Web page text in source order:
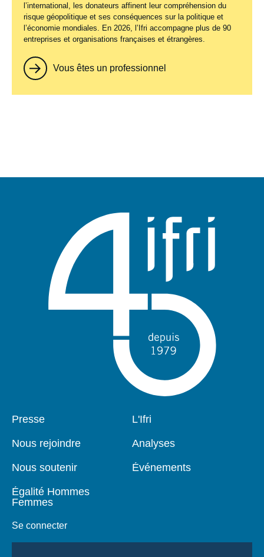
l’international, les donateurs affinent leur compréhension du
risque géopolitique et ses conséquences sur la politique et
l’économie mondiales. En 2026, l’Ifri accompagne plus de 90
entreprises et organisations françaises et étrangères.
Vous êtes un professionnel
Pied
Presse
Nous rejoindre
Nous soutenir
Égalité Hommes
Femmes
Se connecter
Navigation
L'Ifri
Analyses
Événements